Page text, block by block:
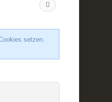
setzen.